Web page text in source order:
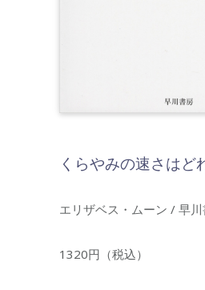
くらやみの速さはど
エリザベス・ムーン / 早
1320円（税込）